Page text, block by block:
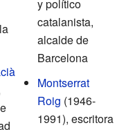
y político
catalanista,
alcalde de
Barcelona
Montserrat
Roig (1946-
1991), escritora